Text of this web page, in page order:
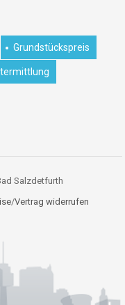
Grundstückspreis
Salzdetfurth
/Vertrag widerrufen